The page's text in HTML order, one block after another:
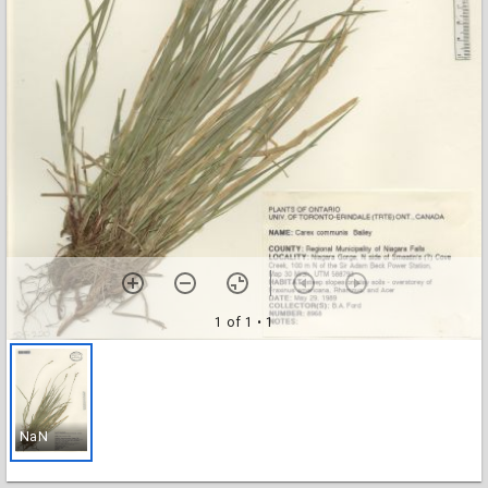
1 of 1 • 1
NaN